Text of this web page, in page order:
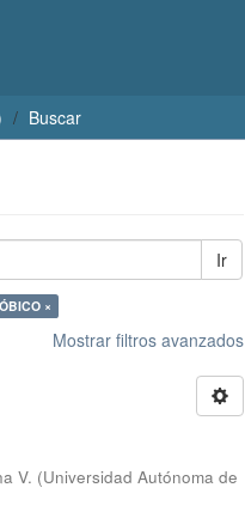
Buscar
Ir
×
Mostrar filtros avanzados
V. (Universidad Autónoma de